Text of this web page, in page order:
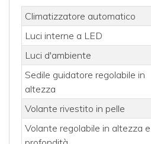
Climatizzatore automatico
Luci interne a LED
Luci d'ambiente
Sedile guidatore regolabile in
altezza
Volante rivestito in pelle
Volante regolabile in altezza e